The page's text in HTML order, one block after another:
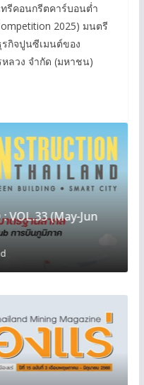
รีคอนกรีตคาร์บอนต่ำ
2025) มนตรี
กิจปูนซีเมนต์ของ
ลวง จำกัด (มหาชน)
: VOL.33 (May-Jun